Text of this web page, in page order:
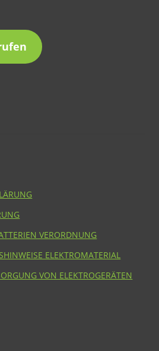
VERORDNUNG
ELEKTROMATERIAL
VON ELEKTROGERÄTEN